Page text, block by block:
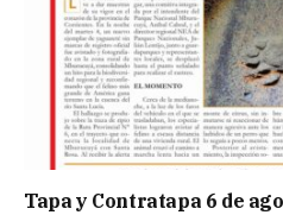
Tapa y Contratapa 6 de